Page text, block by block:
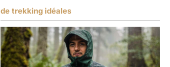
de trekking idéales